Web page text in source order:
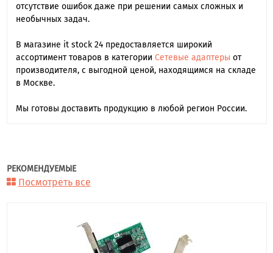
отсутствие ошибок даже при решении самых сложных и
необычных задач.
В магазине it stock 24 предоставляется широкий
ассортимент товаров в категории Сетевые адаптеры от
производителя, с выгодной ценой, находящимся на складе
в Москве.
Мы готовы доставить продукцию в любой регион России.
РЕКОМЕНДУЕМЫЕ
Посмотреть все